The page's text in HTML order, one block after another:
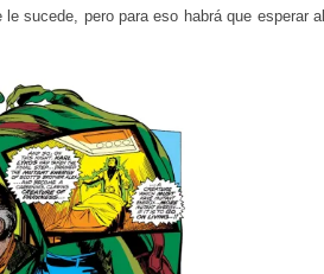
sucede, pero para eso habrá que esperar al